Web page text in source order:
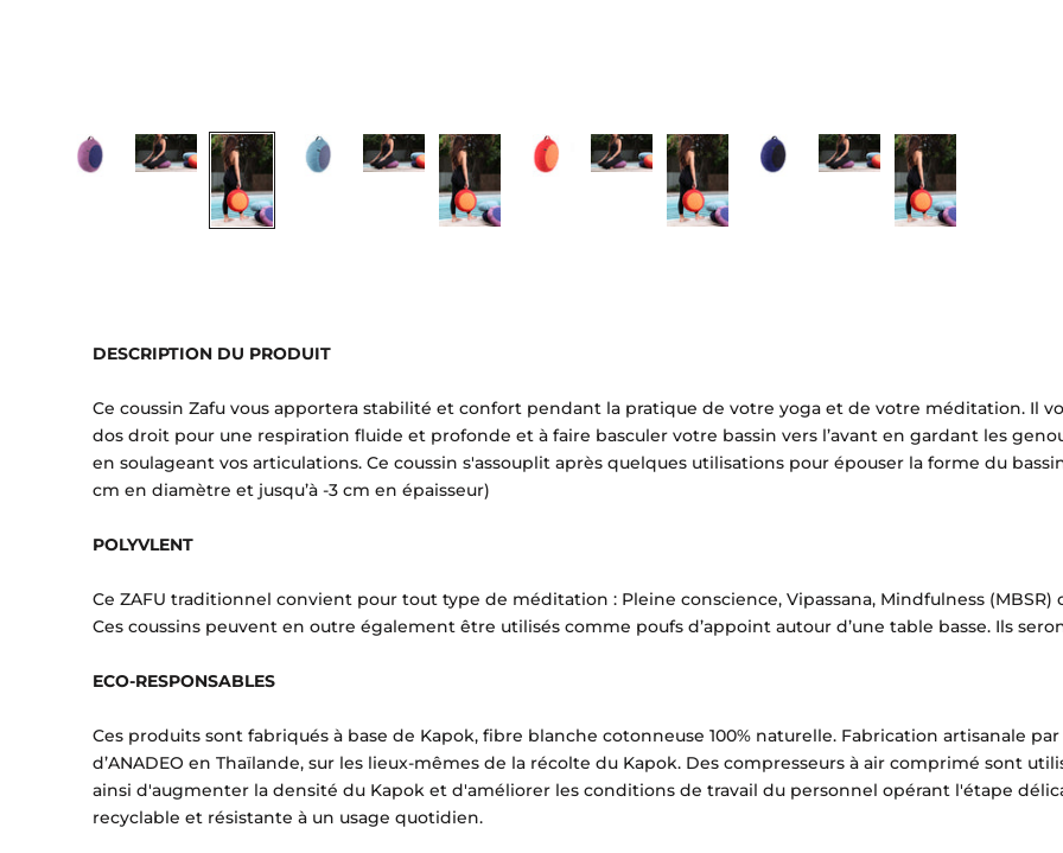
DESCRIPTION DU PRODUIT
Ce coussin Zafu vous apportera stabilité et confort pendant la pratique de votre yoga et de votre méditation. Il
dos droit pour une respiration fluide et profonde et à faire basculer votre bassin vers l’avant en gardant les
en soulageant vos articulations. Ce coussin s'assouplit après quelques utilisations pour épouser la forme du
cm en diamètre et jusqu’à -3 cm en épaisseur)
POLYVLENT
Ce ZAFU traditionnel convient pour tout type de méditation : Pleine conscience, Vipassana, Mindfulness (MBSR)
Ces coussins peuvent en outre également être utilisés comme poufs d’appoint autour d’une table basse. Ils
ECO-RESPONSABLES
Ces produits sont fabriqués à base de Kapok, fibre blanche cotonneuse 100% naturelle. Fabrication artisanale
d’ANADEO en Thaïlande, sur les lieux-mêmes de la récolte du Kapok. Des compresseurs à air comprimé sont
ainsi d'augmenter la densité du Kapok et d'améliorer les conditions de travail du personnel opérant l'étape
recyclable et résistante à un usage quotidien.